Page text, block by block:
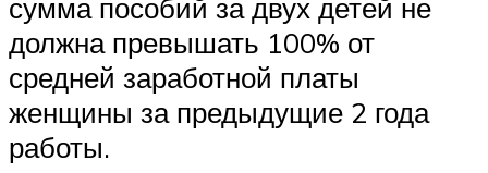
сумма пособий за двух детей не
должна превышать 100% от
средней заработной платы
женщины за предыдущие 2 года
работы.